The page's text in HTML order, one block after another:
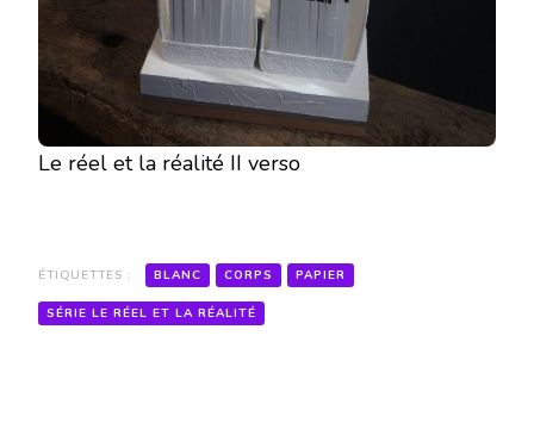
Le réel et la réalité II verso
ÉTIQUETTES : BLANC CORPS PAPIER
SÉRIE LE RÉEL ET LA RÉALITÉ